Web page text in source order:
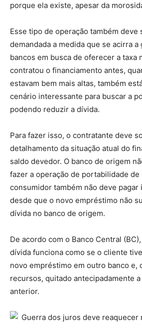
porque ela existe, apesar da
Esse tipo de operação também deve
demandada a medida que se acirra
bancos em busca de oferecer a taxa
contratou o financiamento antes,
estavam bem mais altas, também
cenário interessante para buscar a
podendo reduzir a dívida.
Para fazer isso, o contratante deve
detalhamento da situação atual do
saldo devedor. O banco de origem
fazer a operação de portabilidade de
consumidor também não deve pagar
desde que o novo empréstimo não
dívida no banco de origem.
De acordo com o Banco Central
dívida funciona como se o cliente
novo empréstimo em outro banco e,
recursos, quitado antecipadamente
anterior.